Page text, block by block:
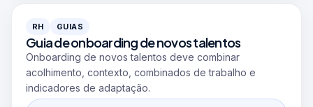
RH GUIAS
Guia de onboarding de novos talentos
Onboarding de novos talentos deve combinar
acolhimento, contexto, combinados de trabalho e
indicadores de adaptação.